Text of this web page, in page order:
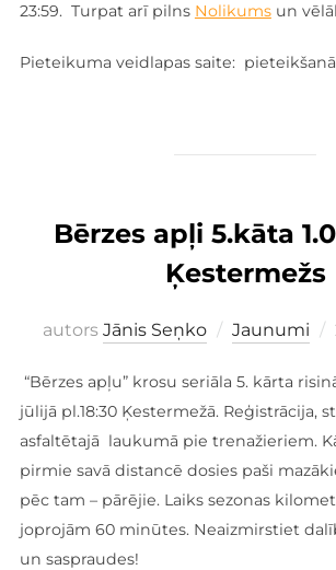
23:59. Turpat arī pilns Nolikumsun
Pieteikuma veidlapas saite:
Bērzes apļi 5.kāta
Ķestermežs
autors Jānis Seņko Jaunumi
“Bērzes apļu” krosu seriāla 5. kārta
jūlijā pl.18:30 Ķestermežā. Reģistrācija,
asfaltētajā laukumā pie trenažieriem.
pirmie savā distancē dosies paši
pēc tam – pārējie. Laiks sezonas
joprojām 60 minūtes. Neaizmirstiet
un saspraudes!